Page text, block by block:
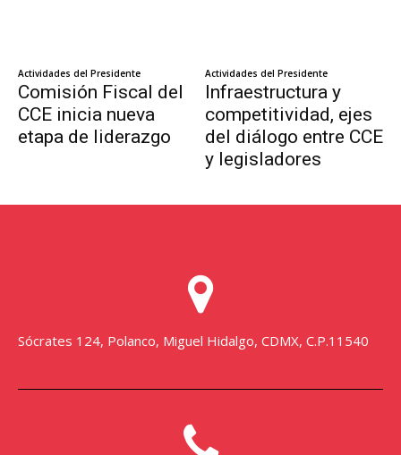
Sócrates 124, Polanco, Miguel Hidalgo, CDMX, C.P.11540